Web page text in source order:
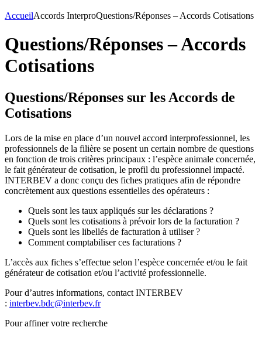
AccueilAccords InterproQuestions/Réponses – Accords Cotisations
Questions/Réponses – Accords
Cotisations
Questions/Réponses sur les Accords de
Cotisations
Lors de la mise en place d’un nouvel accord interprofessionnel, les
professionnels de la filière se posent un certain nombre de questions
en fonction de trois critères principaux : l’espèce animale concernée,
le fait générateur de cotisation, le profil du professionnel impacté.
INTERBEV a donc conçu des fiches pratiques afin de répondre
concrètement aux questions essentielles des opérateurs :
Quels sont les taux appliqués sur les déclarations ?
Quels sont les cotisations à prévoir lors de la facturation ?
Quels sont les libellés de facturation à utiliser ?
Comment comptabiliser ces facturations ?
L’accès aux fiches s’effectue selon l’espèce concernée et/ou le fait
générateur de cotisation et/ou l’activité professionnelle.
Pour d’autres informations, contact INTERBEV
: interbev.bdc@interbev.fr
Pour affiner votre recherche